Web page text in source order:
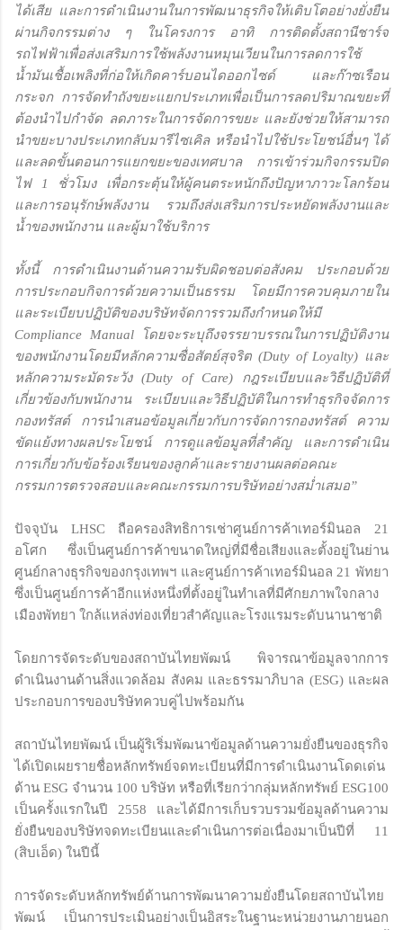
ได้เสีย และการดำเนินงานในการพัฒนาธุรกิจให้เติบโตอย่างยั่งยืน
ผ่านกิจกรรมต่าง ๆ ในโครงการ อาทิ การติดตั้งสถานีชาร์จ
รถไฟฟ้าเพื่อส่งเสริมการใช้พลังงานหมุนเวียนในการลดการใช้
น้ำมันเชื้อเพลิงที่ก่อให้เกิดคาร์บอนไดออกไซด์ และก๊าซเรือน
กระจก การจัดทำถังขยะแยกประเภทเพื่อเป็นการลดปริมาณขยะที่
ต้องนำไปกำจัด ลดภาระในการจัดการขยะ และยังช่วยให้สามารถ
นำขยะบางประเภทกลับมารีไซเคิล หรือนำไปใช้ประโยชน์อื่นๆ ได้
และลดขั้นตอนการแยกขยะของเทศบาล การเข้าร่วมกิจกรรมปิด
ไฟ 1 ชั่วโมง เพื่อกระตุ้นให้ผู้คนตระหนักถึงปัญหาภาวะโลกร้อน
และการอนุรักษ์พลังงาน รวมถึงส่งเสริมการประหยัดพลังงานและ
น้ำของพนักงาน และผู้มาใช้บริการ
ทั้งนี้ การดำเนินงานด้านความรับผิดชอบต่อสังคม ประกอบด้วย
การประกอบกิจการด้วยความเป็นธรรม โดยมีการควบคุมภายใน
และระเบียบปฏิบัติของบริษัทจัดการรวมถึงกำหนดให้มี
Compliance Manual โดยจะระบุถึงจรรยาบรรณในการปฏิบัติงาน
ของพนักงานโดยมีหลักความซื่อสัตย์สุจริต (Duty of Loyalty) และ
หลักความระมัดระวัง (Duty of Care) กฎระเบียบและวิธีปฏิบัติที่
เกี่ยวข้องกับพนักงาน ระเบียบและวิธีปฏิบัติในการทำธุรกิจจัดการ
กองทรัสต์ การนำเสนอข้อมูลเกี่ยวกับการจัดการกองทรัสต์ ความ
ขัดแย้งทางผลประโยชน์ การดูแลข้อมูลที่สำคัญ และการดำเนิน
การเกี่ยวกับข้อร้องเรียนของลูกค้าและรายงานผลต่อคณะ
กรรมการตรวจสอบและคณะกรรมการบริษัทอย่างสม่ำเสมอ”
ปัจจุบัน LHSC ถือครองสิทธิการเช่าศูนย์การค้าเทอร์มินอล 21
อโศก ซึ่งเป็นศูนย์การค้าขนาดใหญ่ที่มีชื่อเสียงและตั้งอยู่ในย่าน
ศูนย์กลางธุรกิจของกรุงเทพฯ และศูนย์การค้าเทอร์มินอล 21 พัทยา
ซึ่งเป็นศูนย์การค้าอีกแห่งหนึ่งที่ตั้งอยู่ในทําเลที่มีศักยภาพใจกลาง
เมืองพัทยา ใกล้แหล่งท่องเที่ยวสำคัญและโรงแรมระดับนานาชาติ
โดยการจัดระดับของสถาบันไทยพัฒน์ พิจารณาข้อมูลจากการ
ดำเนินงานด้านสิ่งแวดล้อม สังคม และธรรมาภิบาล (ESG) และผล
ประกอบการของบริษัทควบคู่ไปพร้อมกัน
สถาบันไทยพัฒน์ เป็นผู้ริเริ่มพัฒนาข้อมูลด้านความยั่งยืนของธุรกิจ
ได้เปิดเผยรายชื่อหลักทรัพย์จดทะเบียนที่มีการดำเนินงานโดดเด่น
ด้าน ESG จำนวน 100 บริษัท หรือที่เรียกว่ากลุ่มหลักทรัพย์ ESG100
เป็นครั้งแรกในปี 2558 และได้มีการเก็บรวบรวมข้อมูลด้านความ
ยั่งยืนของบริษัทจดทะเบียนและดำเนินการต่อเนื่องมาเป็นปีที่ 11
(สิบเอ็ด) ในปีนี้
การจัดระดับหลักทรัพย์ด้านการพัฒนาความยั่งยืนโดยสถาบันไทย
พัฒน์ เป็นการประเมินอย่างเป็นอิสระในฐานะหน่วยงานภายนอก